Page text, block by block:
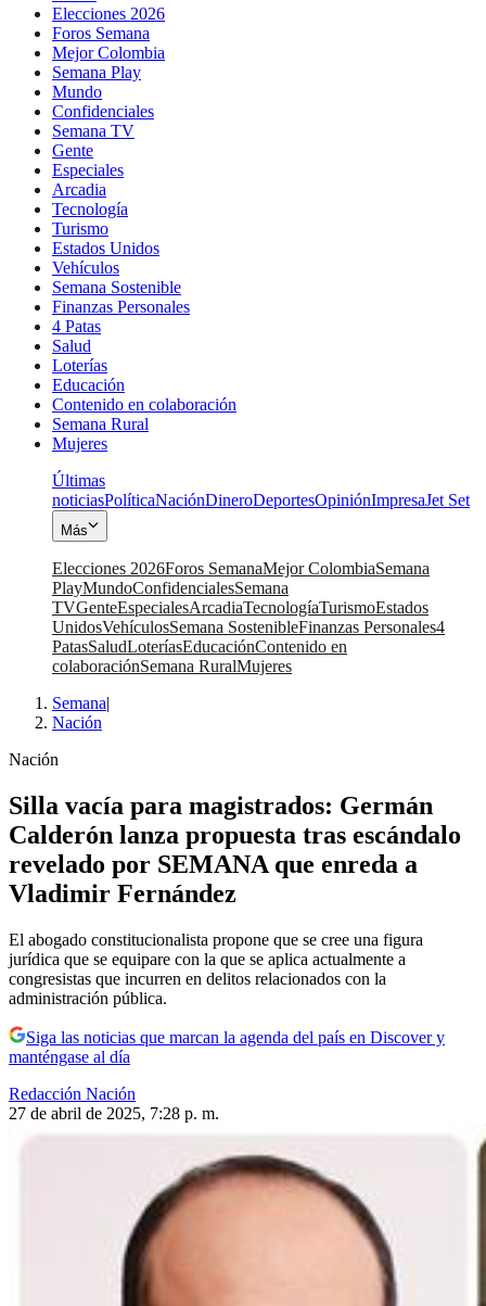
Elecciones 2026
Foros Semana
Mejor Colombia
Semana Play
Mundo
Confidenciales
Semana TV
Gente
Especiales
Arcadia
Tecnología
Turismo
Estados Unidos
Vehículos
Semana Sostenible
Finanzas Personales
4 Patas
Salud
Loterías
Educación
Contenido en colaboración
Semana Rural
Mujeres
Últimas
noticiasPolíticaNaciónDineroDeportesOpiniónImpresaJet Set
Más
Elecciones 2026Foros SemanaMejor ColombiaSemana
PlayMundoConfidencialesSemana
TVGenteEspecialesArcadiaTecnologíaTurismoEstados
UnidosVehículosSemana SostenibleFinanzas Personales4
PatasSaludLoteríasEducaciónContenido en
colaboraciónSemana RuralMujeres
Semana|
Nación
Nación
Silla vacía para magistrados: Germán
Calderón lanza propuesta tras escándalo
revelado por SEMANA que enreda a
Vladimir Fernández
El abogado constitucionalista propone que se cree una figura
jurídica que se equipare con la que se aplica actualmente a
congresistas que incurren en delitos relacionados con la
administración pública.
Siga las noticias que marcan la agenda del país en Discover y
manténgase al día
Redacción Nación
27 de abril de 2025, 7:28 p. m.